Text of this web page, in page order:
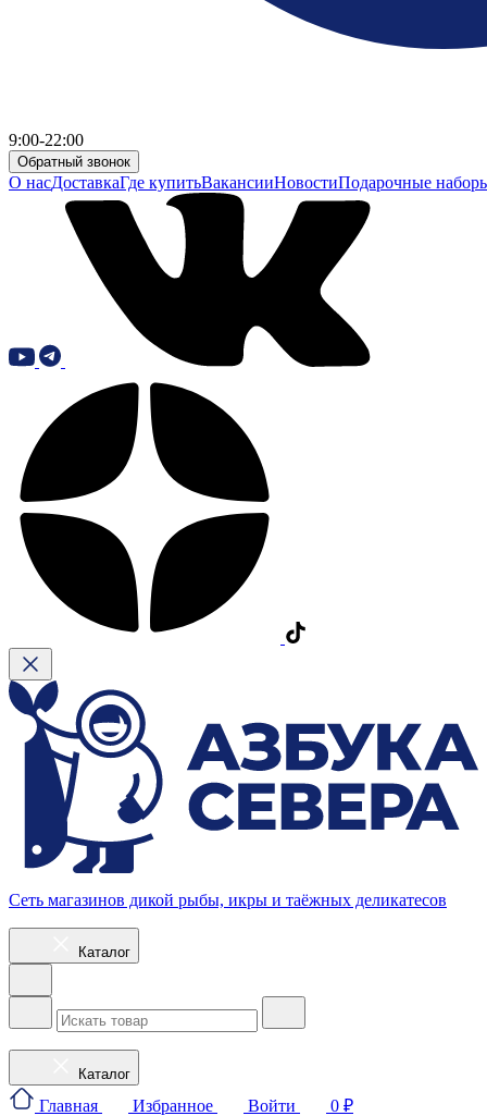
9:00-22:00
Обратный звонок
О насДоставкаГде купитьВакансииНовостиПодарочные
Сеть магазинов дикой рыбы, икры и таёжных деликатесов
Каталог
Каталог
Главная Избранное Войти 0 ₽